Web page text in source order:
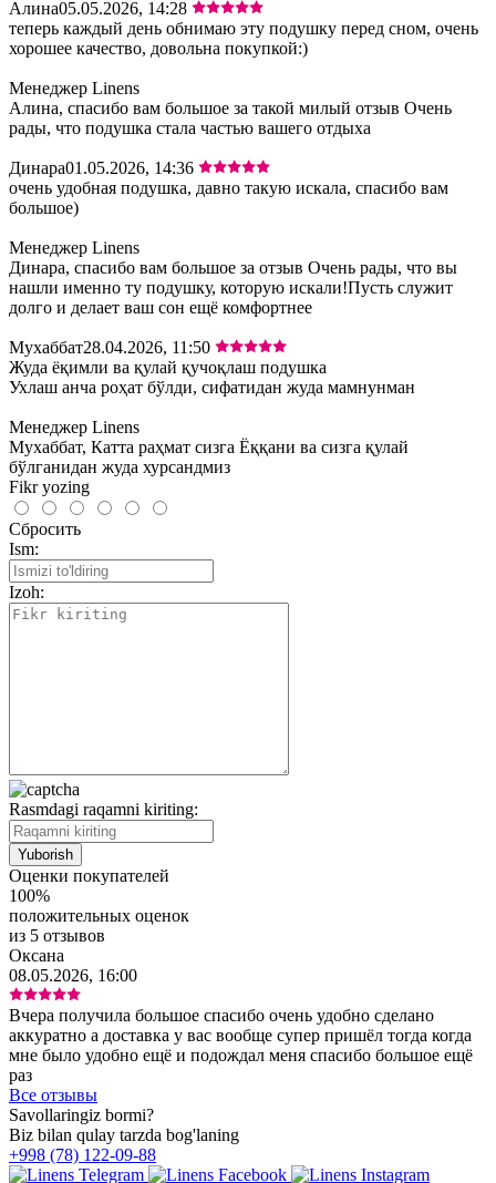
Алина05.05.2026, 14:28
теперь каждый день обнимаю эту подушку перед сном, очень
хорошее качество, довольна покупкой:)
Менеджер Linens
Алина, спасибо вам большое за такой милый отзыв Очень
рады, что подушка стала частью вашего отдыха
Динара01.05.2026, 14:36
очень удобная подушка, давно такую искала, спасибо вам
большое)
Менеджер Linens
Динара, спасибо вам большое за отзыв Очень рады, что вы
нашли именно ту подушку, которую искали!Пусть служит
долго и делает ваш сон ещё комфортнее
Мухаббат28.04.2026, 11:50
Жуда ёқимли ва қулай қучоқлаш подушка
Ухлаш анча роҳат бўлди, сифатидан жуда мамнунман
Менеджер Linens
Мухаббат, Катта раҳмат сизга Ёққани ва сизга қулай
бўлганидан жуда хурсандмиз
Fikr yozing
Сбросить
Ism:
Izoh:
Rasmdagi raqamni kiriting:
Оценки покупателей
100%
положительных оценок
из 5 отзывов
Оксана
08.05.2026, 16:00
Вчера получила большое спасибо очень удобно сделано
аккуратно а доставка у вас вообще супер пришёл тогда когда
мне было удобно ещё и подождал меня спасибо большое ещё
раз
Все отзывы
Savollaringiz bormi?
Biz bilan qulay tarzda bog'laning
+998 (78) 122-09-88